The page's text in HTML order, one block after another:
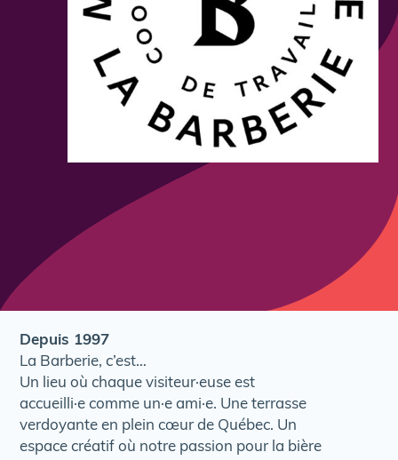
Depuis 1997
La Barberie, c’est…
Un lieu où chaque visiteur·euse est
accueilli·e comme un·e ami·e. Une terrasse
verdoyante en plein cœur de Québec. Un
espace créatif où notre passion pour la bière